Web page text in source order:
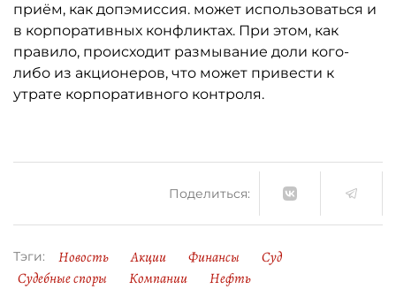
приём, как допэмиссия. может использоваться и
в корпоративных конфликтах. При этом, как
правило, происходит размывание доли кого-
либо из акционеров, что может привести к
утрате корпоративного контроля.
Поделиться:
Тэги: Новость Акции Финансы
Суд
Судебные споры
Компании
Нефть